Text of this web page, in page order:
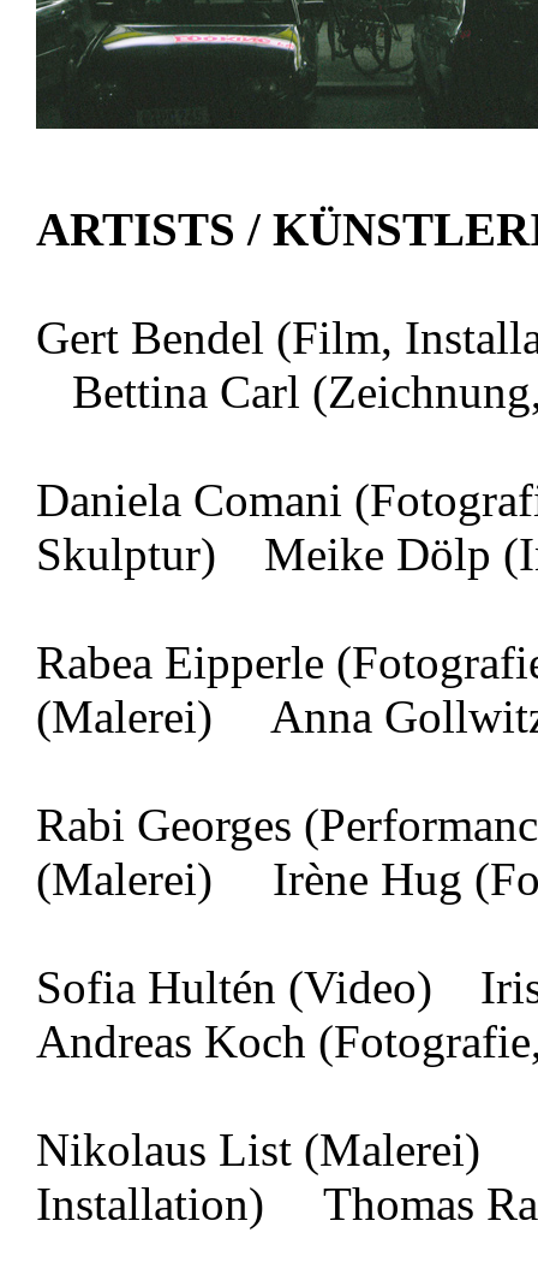
ARTISTS /
Gert Bendel (Film,
Bettina Carl
Daniela Comani
Skulptur) Meike Dölp
Rabea Eipperle
(Malerei) Anna
Rabi Georges
(Malerei) Irène Hug
Sofia Hultén (Video)
Andreas Koch
Nikolaus List (Malerei)
Installation) Thomas